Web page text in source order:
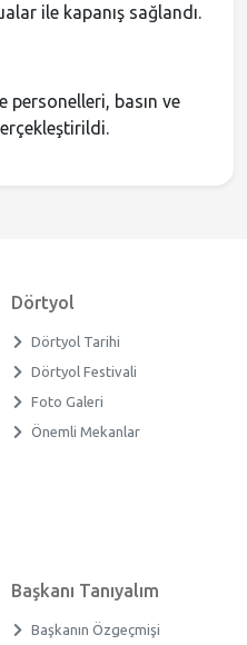
ile kapanış sağlandı.
basın ve
Dörtyol
Dörtyol Tarihi
Dörtyol Festivali
Foto Galeri
Önemli Mekanlar
Başkanı Tanıyalım
Başkanın Özgeçmişi